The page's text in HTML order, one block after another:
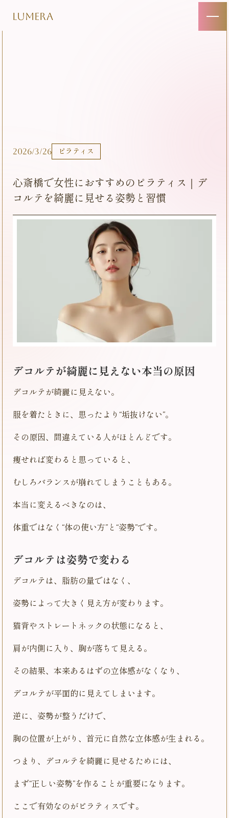
LUMERA
2026/3/26 ピラティス
心斎橋で女性におすすめのピラティス｜デ
コルテを綺麗に見せる姿勢と習慣
デコルテが綺麗に見えない本当の原因
デコルテが綺麗に見えない。
服を着たときに、思ったより“垢抜けない”。
その原因、間違えている人がほとんどです。
痩せれば変わると思っていると、
むしろバランスが崩れてしまうこともある。
本当に変えるべきなのは、
体重ではなく“体の使い方”と“姿勢”です。
デコルテは姿勢で変わる
デコルテは、脂肪の量ではなく、
姿勢によって大きく見え方が変わります。
猫背やストレートネックの状態になると、
肩が内側に入り、胸が落ちて見える。
その結果、本来あるはずの立体感がなくなり、
デコルテが平面的に見えてしまいます。
逆に、姿勢が整うだけで、
胸の位置が上がり、首元に自然な立体感が生まれる。
つまり、デコルテを綺麗に見せるためには、
まず“正しい姿勢”を作ることが重要になります。
ここで有効なのがピラティスです。